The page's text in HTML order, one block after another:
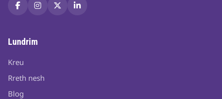
Lundrim
Kreu
Rreth nesh
Blog